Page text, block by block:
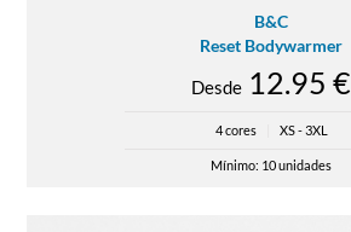
B&C
Reset Bodywarmer
Desde 12.95 €
4 cores XS - 3XL
Mínimo: 10 unidades